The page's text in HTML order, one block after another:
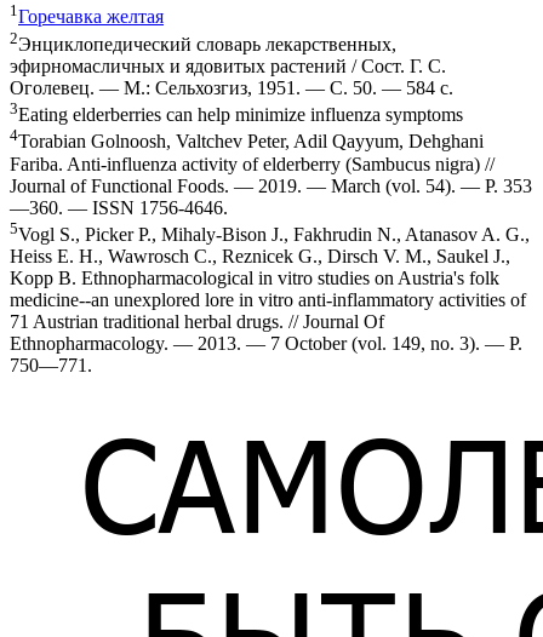
1Горечавка желтая
2Энциклопедический словарь лекарственных,
эфирномасличных и ядовитых растений / Сост. Г. С.
Оголевец. — М.: Сельхозгиз, 1951. — С. 50. — 584 с.
3Eating elderberries can help minimize influenza symptoms
4Torabian Golnoosh, Valtchev Peter, Adil Qayyum, Dehghani
Fariba. Anti-influenza activity of elderberry (Sambucus nigra) //
Journal of Functional Foods. — 2019. — March (vol. 54). — P. 353
—360. — ISSN 1756-4646.
5Vogl S., Picker P., Mihaly-Bison J., Fakhrudin N., Atanasov A. G.,
Heiss E. H., Wawrosch C., Reznicek G., Dirsch V. M., Saukel J.,
Kopp B. Ethnopharmacological in vitro studies on Austria's folk
medicine--an unexplored lore in vitro anti-inflammatory activities of
71 Austrian traditional herbal drugs. // Journal Of
Ethnopharmacology. — 2013. — 7 October (vol. 149, no. 3). — P.
750—771.